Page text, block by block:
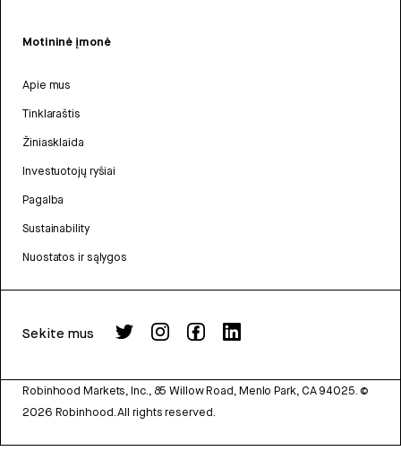
Motininė įmonė
Apie mus
Tinklaraštis
Žiniasklaida
Investuotojų ryšiai
Pagalba
Sustainability
Nuostatos ir sąlygos
Sekite mus
Robinhood Markets, Inc., 85 Willow Road, Menlo Park, CA 94025. ©
2026 Robinhood. All rights reserved.